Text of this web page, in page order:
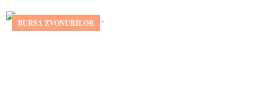
BURSA ZVONURILOR